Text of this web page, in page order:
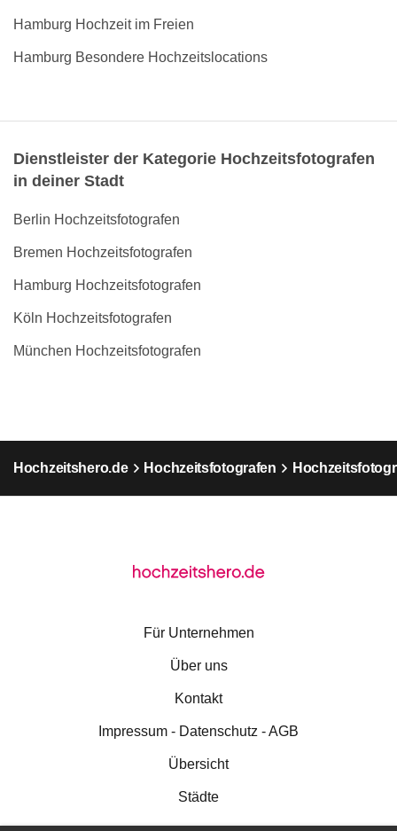
Hamburg Hochzeit im Freien
Hamburg Besondere Hochzeitslocations
Dienstleister der Kategorie Hochzeitsfotografen
in deiner Stadt
Berlin Hochzeitsfotografen
Bremen Hochzeitsfotografen
Hamburg Hochzeitsfotografen
Köln Hochzeitsfotografen
München Hochzeitsfotografen
Hochzeitshero.de Hochzeitsfotografen
Für Unternehmen
Über uns
Kontakt
Impressum - Datenschutz - AGB
Übersicht
Städte